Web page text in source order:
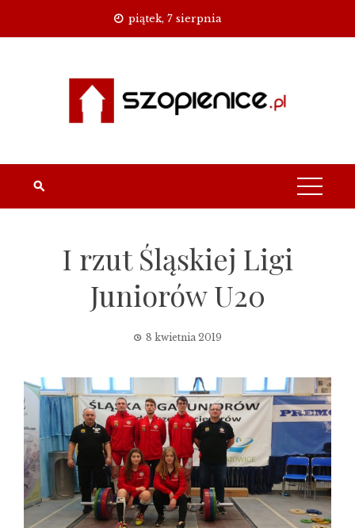
piątek, 7 sierpnia
I rzut Śląskiej Ligi
Juniorów U20
8 kwietnia 2019